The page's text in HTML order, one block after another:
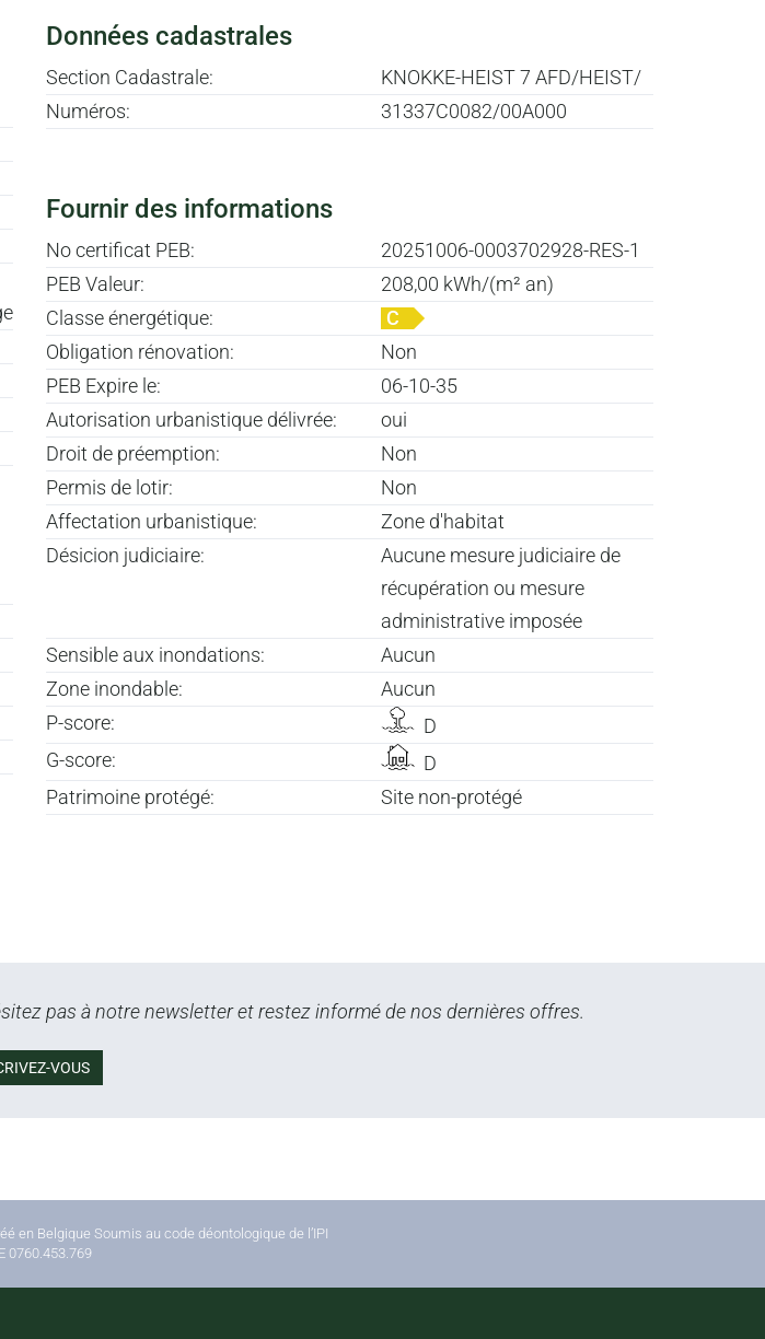
Données cadastrales
Section Cadastrale:
KNOKKE-HEIST 7 AFD/HEIST/
Numéros:
31337C0082/00A000
Fournir des informations
No certificat PEB:
20251006-0003702928-RES-1
PEB Valeur:
208,00 kWh/(m² an)
Classe énergétique:
C
Obligation rénovation:
Non
PEB Expire le:
06-10-35
Autorisation urbanistique délivrée:
oui
Droit de préemption:
Non
Permis de lotir:
Non
Affectation urbanistique:
Zone d'habitat
Désicion judiciaire:
Aucune mesure judiciaire de
récupération ou mesure
administrative imposée
Sensible aux inondations:
Aucun
Zone inondable:
Aucun
P-score:
D
G-score:
D
Patrimoine protégé:
Site non-protégé
pas à notre newsletter et restez informé de nos dernières offres.
VOUS
en Belgique Soumis au code déontologique de l’IPI
0760.453.769